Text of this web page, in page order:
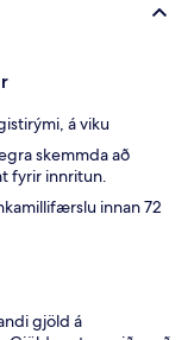
á viku
skemmda að
fyrir innritun.
innan 72
gjöld á